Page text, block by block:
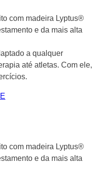
com madeira Lyptus®
e da mais alta
a qualquer
até atletas. Com ele,
com madeira Lyptus®
e da mais alta